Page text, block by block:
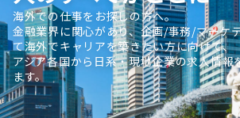
海外での仕事をお探しの方へ。
金融業界に関心があり、企画/事務/マーケ
て海外でキャリアを築きたい方に向けて、
アジア各国から日系・現地企業の求人情報
ます。